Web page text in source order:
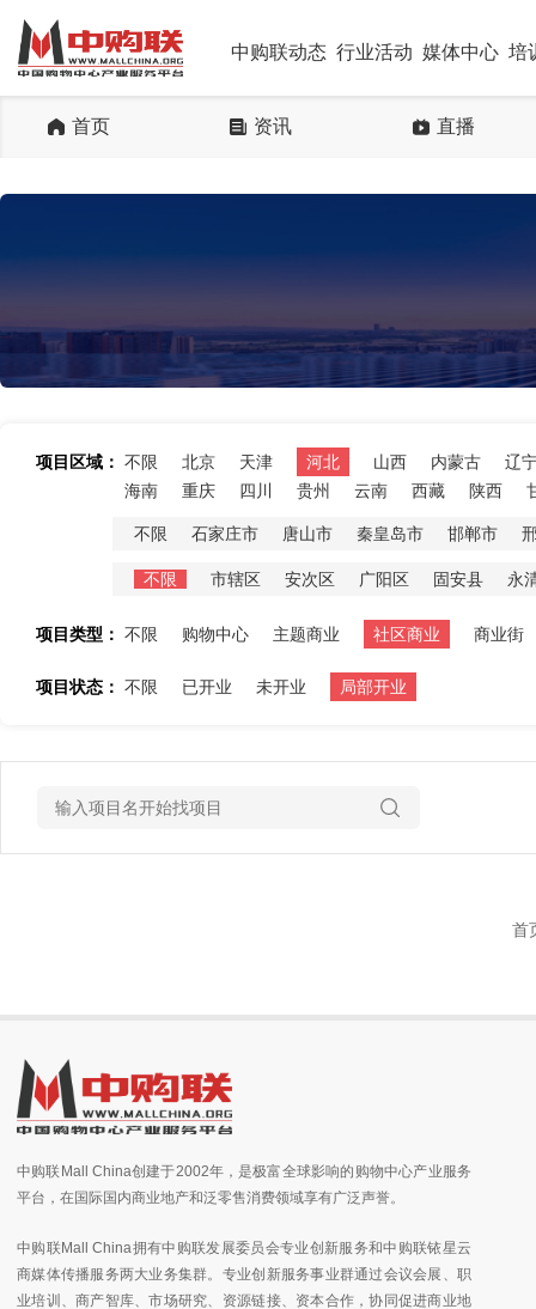
中购联动态 行业活动 媒体中心 培
首页 资讯 直播
项目区域： 不限 北京 天津 河北 山西 内蒙古
辽
海南
重庆 四川 贵州 云南 西藏 陕西
不限 石家庄市 唐山市 秦皇岛市 邯郸市
不限 市辖区 安次区 广阳区 固安县 永
项目类型： 不限 购物中心 主题商业 社区商业 商业街
项目状态： 不限 已开业 未开业 局部开业
首
中购联Mall China创建于2002年，是极富全球影响的购物中心产业服务
平台，在国际国内商业地产和泛零售消费领域享有广泛声誉。
中购联Mall China拥有中购联发展委员会专业创新服务和中购联铱星云
商媒体传播服务两大业务集群。专业创新服务事业群通过会议会展、职
业培训、商产智库、市场研究、资源链接、资本合作，协同促进商业地